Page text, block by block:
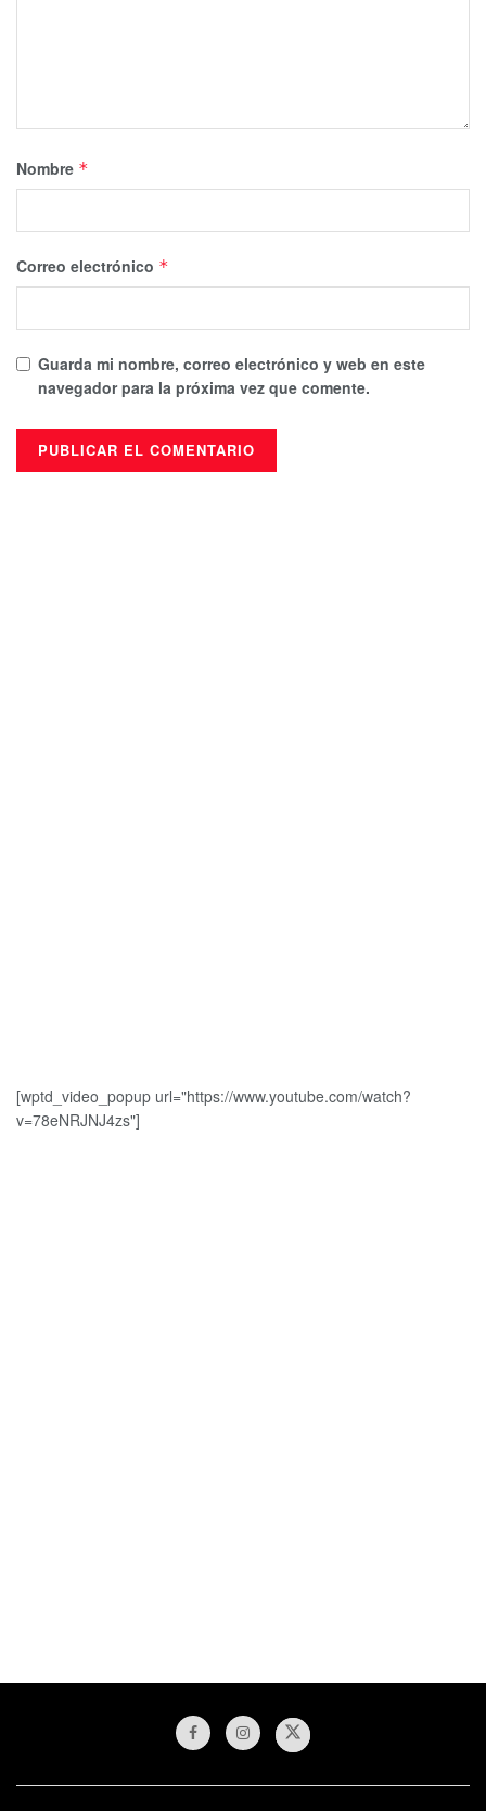
Nombre *
Correo electrónico *
Guarda mi nombre, correo electrónico y web en este
navegador para la próxima vez que comente.
[wptd_video_popup url="https://www.youtube.com/watch?
v=78eNRJNJ4zs"]